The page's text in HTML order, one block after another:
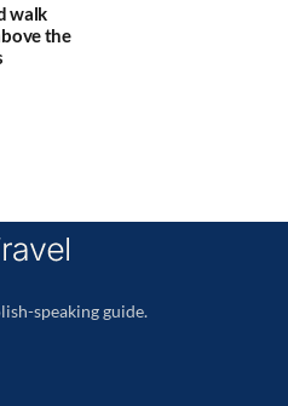
walk
the
speaking guide.